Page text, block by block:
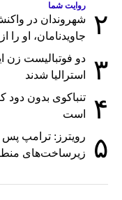
۲
روایت شما
شهروندان در
جاویدنامان، او را
۳
استرالیا شدند
۴
تنباکوی بدون دود
است
۵
رویترز: ترامپ پس
زیرساخت‌های